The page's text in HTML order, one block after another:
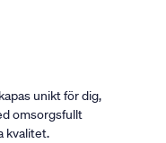
unikt för dig,
omsorgsfullt
kvalitet.